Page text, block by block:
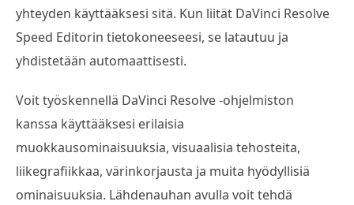
yhteyden käyttääksesi sitä. Kun liität DaVinci Resolve
Speed Editorin tietokoneeseesi, se latautuu ja
yhdistetään automaattisesti.
Voit työskennellä DaVinci Resolve -ohjelmiston
kanssa käyttääksesi erilaisia
muokkausominaisuuksia, visuaalisia tehosteita,
liikegrafiikkaa, värinkorjausta ja muita hyödyllisiä
ominaisuuksia. Lähdenauhan avulla voit tehdä